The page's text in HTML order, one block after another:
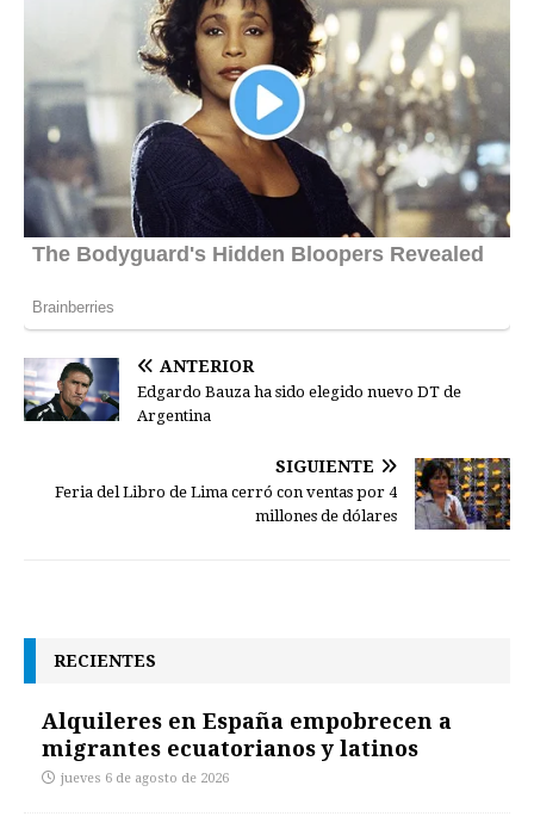
ANTERIOR
Edgardo Bauza ha sido elegido nuevo DT de
Argentina
SIGUIENTE
Feria del Libro de Lima cerró con ventas por 4
millones de dólares
RECIENTES
Alquileres en España empobrecen a
migrantes ecuatorianos y latinos
jueves 6 de agosto de 2026